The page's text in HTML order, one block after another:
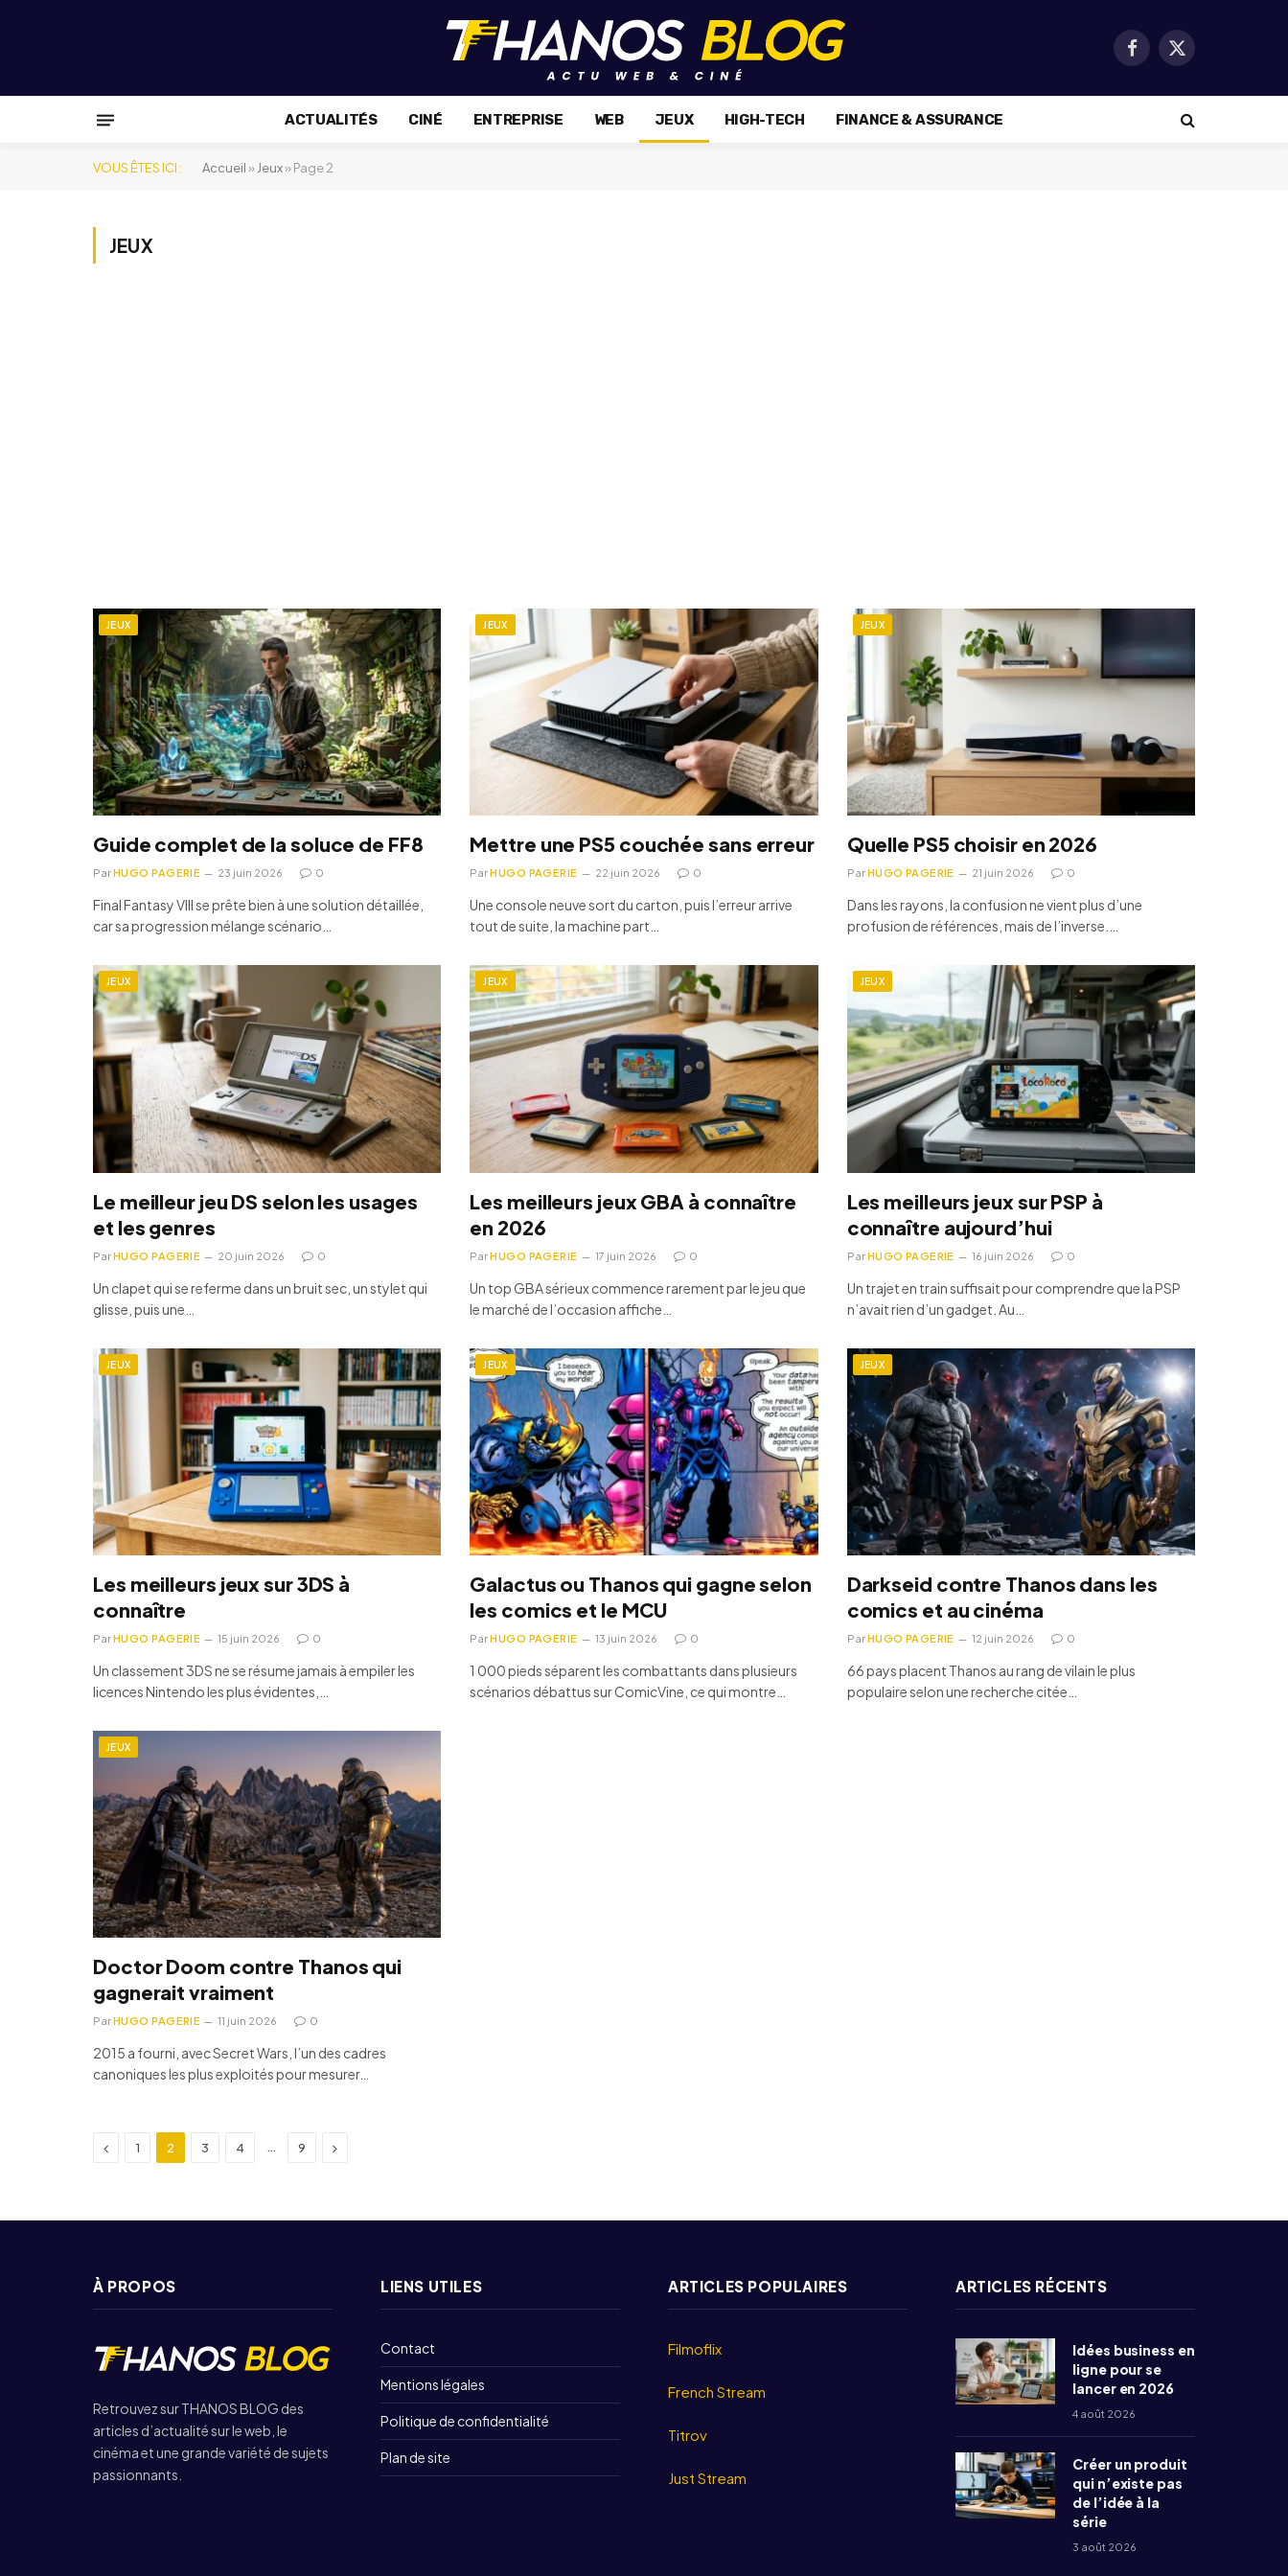
Facebook
X
ACTUALITÉS CINÉ ENTREPRISE WEB JEUX HIGH-TECH FINANCE & ASSURANCE
VOUS ÊTES ICI : Accueil » Jeux»Page 2
JEUX
JEUX
Guide complet de la soluce de FF8
ParHUGO PAGERIE 23 juin 2026 0
Final Fantasy VIII se prête bien à une solution détaillée,
car sa progression mélange scénario…
JEUX
Mettre une PS5 couchée sans erreur
ParHUGO PAGERIE 22 juin 2026 0
Une console neuve sort du carton, puis l’erreur arrive
tout de suite, la machine part…
JEUX
Quelle PS5 choisir en 2026
ParHUGO PAGERIE 21 juin 2026 0
Dans les rayons, la confusion ne vient plus d’une
profusion de références, mais de l’inverse.…
JEUX
Le meilleur jeu DS selon les usages
et les genres
ParHUGO PAGERIE 20 juin 2026 0
Un clapet qui se referme dans un bruit sec, un stylet qui
glisse, puis une…
JEUX
Les meilleurs jeux GBA à connaître
en 2026
ParHUGO PAGERIE 17 juin 2026 0
Un top GBA sérieux commence rarement par le jeu que
le marché de l’occasion affiche…
JEUX
Les meilleurs jeux sur PSP à
connaître aujourd’hui
ParHUGO PAGERIE 16 juin 2026 0
Un trajet en train suffisait pour comprendre que la PSP
n’avait rien d’un gadget. Au…
JEUX
Les meilleurs jeux sur 3DS à
connaître
ParHUGO PAGERIE 15 juin 2026 0
Un classement 3DS ne se résume jamais à empiler les
licences Nintendo les plus évidentes,…
JEUX
Galactus ou Thanos qui gagne selon
les comics et le MCU
ParHUGO PAGERIE 13 juin 2026 0
1 000 pieds séparent les combattants dans plusieurs
scénarios débattus sur ComicVine, ce qui montre…
JEUX
Darkseid contre Thanos dans les
comics et au cinéma
ParHUGO PAGERIE 12 juin 2026 0
66 pays placent Thanos au rang de vilain le plus
populaire selon une recherche citée…
JEUX
Doctor Doom contre Thanos qui
gagnerait vraiment
ParHUGO PAGERIE 11 juin 2026 0
2015 a fourni, avec Secret Wars, l’un des cadres
canoniques les plus exploités pour mesurer…
Previous
1 2 3 4 … 9 Next
À PROPOS
Retrouvez sur THANOS BLOG des
articles d’actualité sur le web, le
cinéma et une grande variété de sujets
passionnants.
LIENS UTILES
Contact
Mentions légales
Politique de confidentialité
Plan de site
ARTICLES POPULAIRES
Filmoflix
French Stream
Titrov
Just Stream
ARTICLES RÉCENTS
Idées business en
ligne pour se
lancer en 2026
4 août 2026
Créer un produit
qui n’existe pas
de l’idée à la
série
3 août 2026